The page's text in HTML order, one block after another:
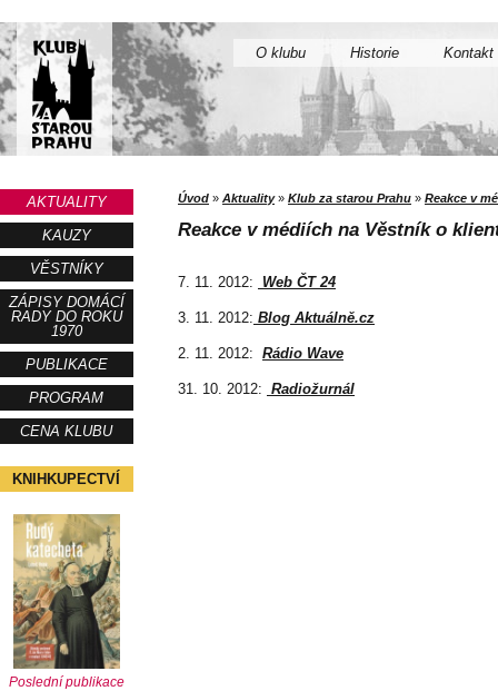
O klubu Historie Kontakt
AKTUALITY
KAUZY
VĚSTNÍKY
ZÁPISY DOMÁCÍ
RADY DO ROKU
1970
PUBLIKACE
PROGRAM
CENA KLUBU
KNIHKUPECTVÍ
Poslední publikace
Úvod » Aktuality» Klub za starou Prahu » Reakce v
Reakce v médiích na Věstník o
7. 11. 2012: Web ČT 24
3. 11. 2012: Blog Aktuálně.cz
2. 11. 2012: Rádio Wave
31. 10. 2012: Radiožurnál